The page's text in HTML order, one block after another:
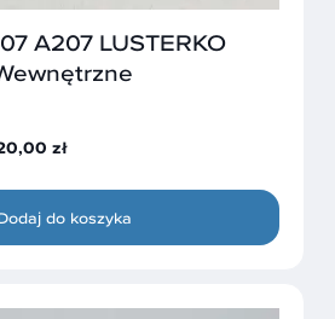
A207 LUSTERKO
zł
do koszyka